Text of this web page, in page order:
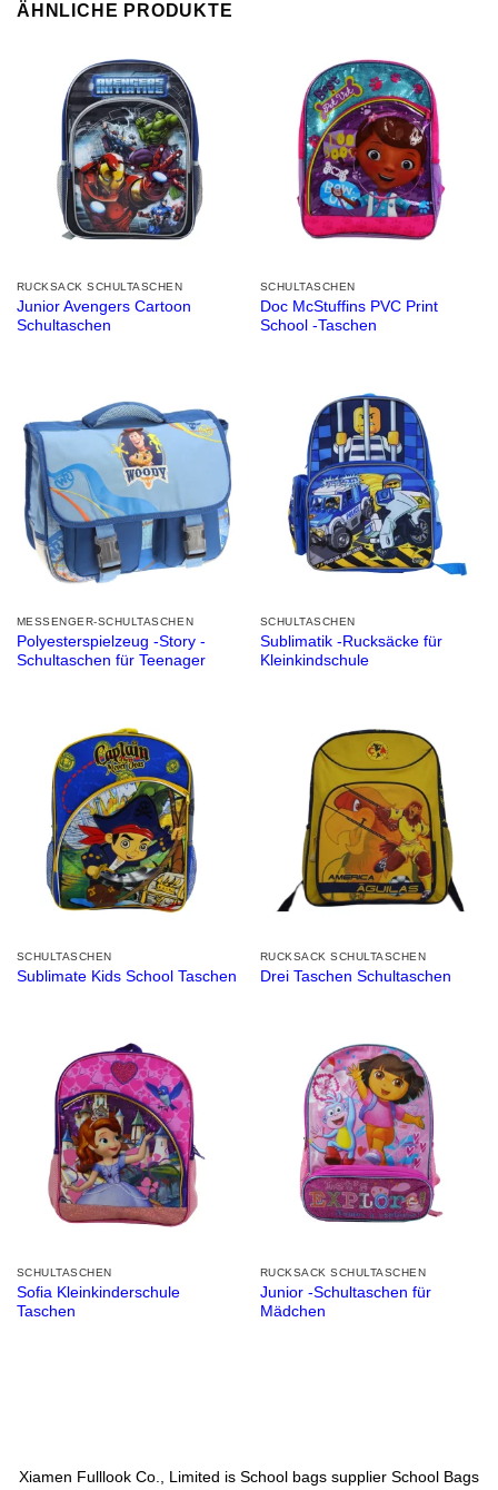
ÄHNLICHE PRODUKTE
RUCKSACK SCHULTASCHEN
Junior Avengers Cartoon
Schultaschen
SCHULTASCHEN
Doc McStuffins PVC Print
School -Taschen
MESSENGER-SCHULTASCHEN
Polyesterspielzeug -Story -
Schultaschen für Teenager
SCHULTASCHEN
Sublimatik -Rucksäcke für
Kleinkindschule
SCHULTASCHEN
Sublimate Kids School Taschen
RUCKSACK SCHULTASCHEN
Drei Taschen Schultaschen
SCHULTASCHEN
Sofia Kleinkinderschule
Taschen
RUCKSACK SCHULTASCHEN
Junior -Schultaschen für
Mädchen
Xiamen Fulllook Co., Limited is School bags supplier School Bags